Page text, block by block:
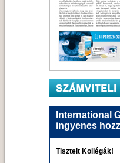
International
ingyenes
Tisztelt Kollégák!